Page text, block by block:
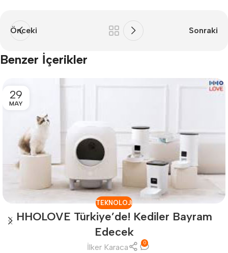
Önceki Sonraki
Benzer İçerikler
29
MAY
TEKNOLOJI
HHOLOVE Türkiye’de! Kediler Bayram
Edecek
İlker Karaca 0